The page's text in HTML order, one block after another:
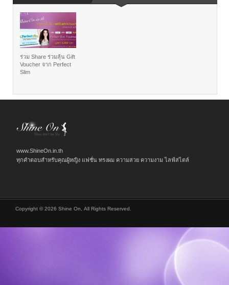
ร่วม Share ร่วมลุ้น Gift
Voucher จาก Perfect
Slim
www.ShineOn.in.th
ทุกคำตอบสำหรับคุณผู้หญิง แฟชั่น ทรงผม ความสวย ความงาม ไลฟ์สไตล์
Copyright © 2026 Shine On, All Rights Reserved.